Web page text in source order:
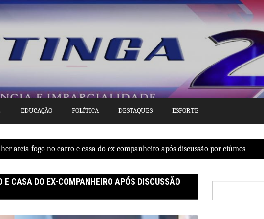
EDUCAÇÃO POLÍTICA DESTAQUES ESPORTE
ateia fogo no carro e casa do ex-companheiro após discussão por ciúmes
CASA DO EX-COMPANHEIRO APÓS DISCUSSÃO
por: